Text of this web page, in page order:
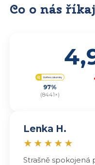
Co o nás
97%
(8441×)
Lenka H.
★ ★ ★ ★ ★
Strašně